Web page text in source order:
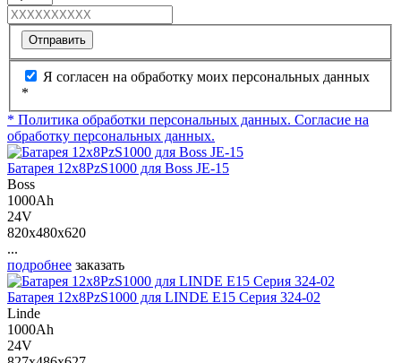
Отправить
Я согласен на обработку моих персональных данных
*
* Политика обработки персональных данных. Согласие на
обработку персональных данных.
Батарея 12х8PzS1000 для Boss JE-15
Boss
1000Ah
24V
820x480x620
...
подробнее заказать
Батарея 12х8PzS1000 для LINDE E15 Серия 324-02
Linde
1000Ah
24V